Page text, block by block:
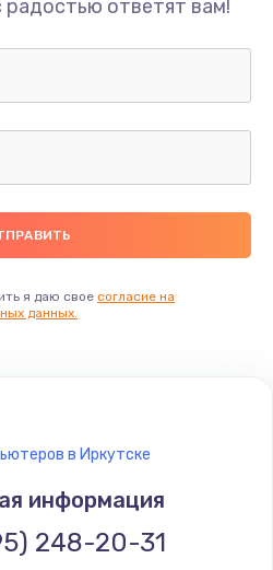
элемента
дорожек платы
ответят вам!
я даю свое согласие на
данных.
в Иркутске
информация
248-20-31